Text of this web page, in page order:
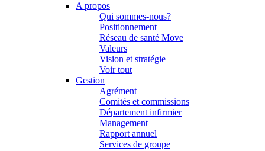
A propos
Qui sommes-nous?
Positionnement
Réseau de santé Move
Valeurs
Vision et stratégie
Voir tout
Gestion
Agrément
Comités et commissions
Département infirmier
Management
Rapport annuel
Services de groupe